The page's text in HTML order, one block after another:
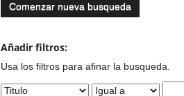
Comenzar nueva busqueda
Añadir filtros:
Usa los filtros para afinar la busqueda.